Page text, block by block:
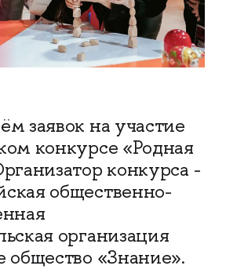
заявок на участие
конкурсе «Родная
конкурса -
общественно-
организация
общество «Знание».